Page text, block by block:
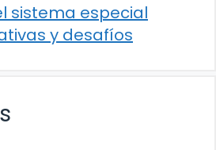
sistema especial
y desafíos